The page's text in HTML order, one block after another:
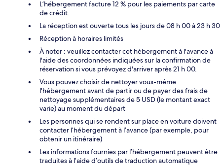
L’hébergement facture 12 % pour les paiements par carte
de crédit.
La réception est ouverte tous les jours de 08 h 00 à 23 h 30
Réception à horaires limités
À noter : veuillez contacter cet hébergement à l'avance à
l'aide des coordonnées indiquées sur la confirmation de
réservation si vous prévoyez d'arriver après 21 h 00.
Vous pouvez choisir de nettoyer vous-même
l'hébergement avant de partir ou de payer des frais de
nettoyage supplémentaires de 5 USD (le montant exact
varie) au moment du départ
Les personnes qui se rendent sur place en voiture doivent
contacter l’hébergement à l’avance (par exemple, pour
obtenir un itinéraire)
Les informations fournies par l’hébergement peuvent être
traduites à l’aide d’outils de traduction automatique